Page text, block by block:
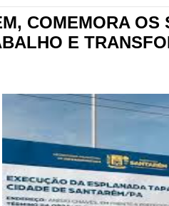
COMEMORA OS
E